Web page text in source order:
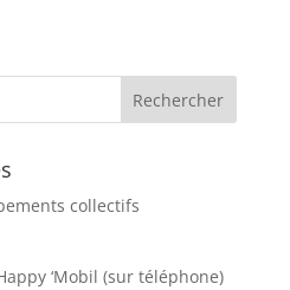
collectifs
‘Mobil (sur téléphone)